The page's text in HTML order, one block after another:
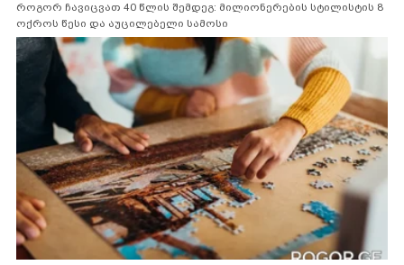
როგორ ჩავიცვათ 40 წლის შემდეგ: მილიონერების სტილისტის 8
ოქროს წესი და აუცილებელი სამოსი